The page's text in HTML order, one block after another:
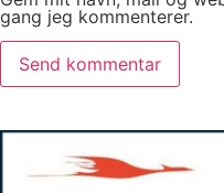
gang jeg kommenterer.